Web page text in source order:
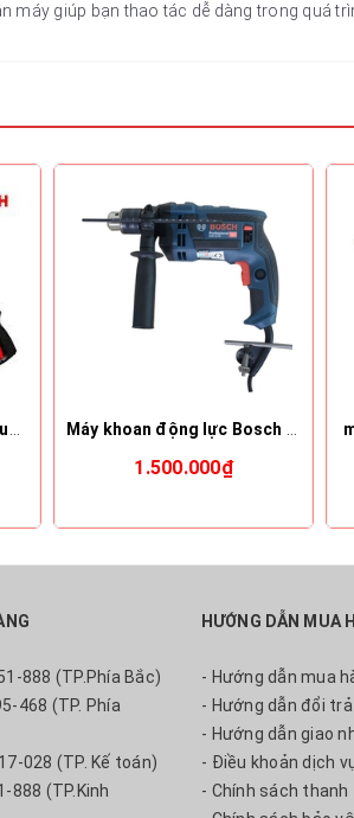
giúp bạn thao tác dễ dàng trong quá
Đầu rửa xe bosch EaSy aquatak100 Máy khoan động lực Bosch GSB 16 RE
1.500.000₫
888 (TP.Phía Bắc)
468 (TP. Phía
028 (TP. Kế toán)
888 (TP.Kinh
HƯỚNG DẪN MUA
- Hướng dẫn mua
- Hướng dẫn đổi trả
- Hướng dẫn giao
- Điều khoản dịch
- Chính sách thanh